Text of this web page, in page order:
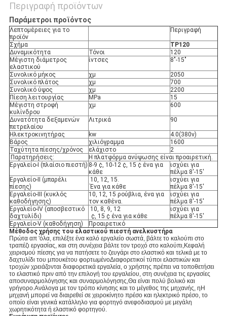
Περιγραφή προϊόντων
Παράμετροι προϊόντος
Λεπτομέρειες για το
προϊόν
Περιγραφή
Σχήμα
TP120
Δυναμικότητα
Τόνοι
120
Μέγιστη διάμετρος
ελαστικού
ίντσες 8"-15"
Συνολικό μήκος χμ
2050
Συνολικό πλάτος
χμ
700
Συνολικό ύψος
χμ
2200
Πίεση λειτουργίας
MPa
15
Μέγιστη στροφή
κυλίνδρου
χμ 600
Δυνατότητα δεξαμενών
πετρελαίου
Λιτρικά 90
Ηλεκτροκινητήρας kw
4.0(380v)
Βάρος
χιλιόγραμμα
1600
Ταχύτητα πίεσης/χρόνος
ελάχιστο
2
Παρατηρήσεις:
Η πλατφόρμα ανύψωσης είναι προαιρετική.
Εργαλείο-Ι (πλαίσιο πιεστή) 8-9 ¢, 10-12 ¢, 15 ¢ ένα για
κάθε
ισχύει για
πέλμα 8'-15'
Εργαλείο-II (μπαρέλι
πίεσης)
10, 12, 15.
Ένα για κάθε
ισχύει για
πέλμα 8'-15'
Εργαλείο-III (κυκλός
καθοδήγησης)
10, 12, 15 ρούβλια, ένα για
τον καθένα.
ισχύει για
πέλμα 8'-15'
Εργαλείο-IV (αποσβεστικό
δαχτυλίδι)
10, 8, 9, 12
¢, 15 ¢ ένα για κάθε
ισχύει για
πέλμα 8'-15'
Εργαλείο-V (καθοδήγηση)
Προαιρετικό
Μέθοδος χρήσης του ελαστικού πιεστή ανελκυστήρα
Πρώτα απ 'όλα, επιλέξτε ένα καλό εργαλείο σωστά, βάλτε το καλούπι στο
τραπέζι εργασίας, και στη συνέχεια βάλτε τον τροχό στο καλούπι,Κεφαλή
χειρισμού πίεσης για να πατήσετε το ζευγάρι στο ελαστικό και τελικά με το
δαχτυλίδι του μπουκέτου φορτωμένοΔιαφορετικοί τύποι ελαστικών και
τροχών χρειάζονται διαφορετικά εργαλεία, ο χρήστης πρέπει να τοποθετήσει
το ελαστικό πριν από την επιλογή του εργαλείου, στη συνέχεια τις εργασίες
αποσυναρμολόγησης και συναρμολόγησης,Θα είναι πολύ βολικό και
γρήγορο.Ανάλογα με τον τρόπο κίνησης και το μέγεθος της μηχανής, η Η
μηχανή μπορεί να διαιρεθεί σε χειροκίνητο πρέσο και ηλεκτρικό πρέσο, το
οποίο είναι γενικά κατάλληλο για φορτηγό ανεφοδιασμού με μεγάλη
χωρητικότητα ή ελαστικό φορτηγού.